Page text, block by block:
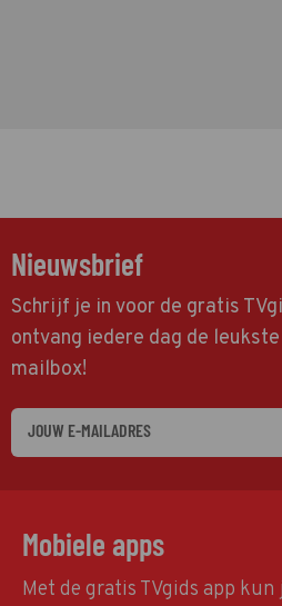
Nieuwsbrief
Schrijf je in voor de gratis
ontvang iedere dag de
mailbox!
Mobiele apps
Met de gratis TVgids app